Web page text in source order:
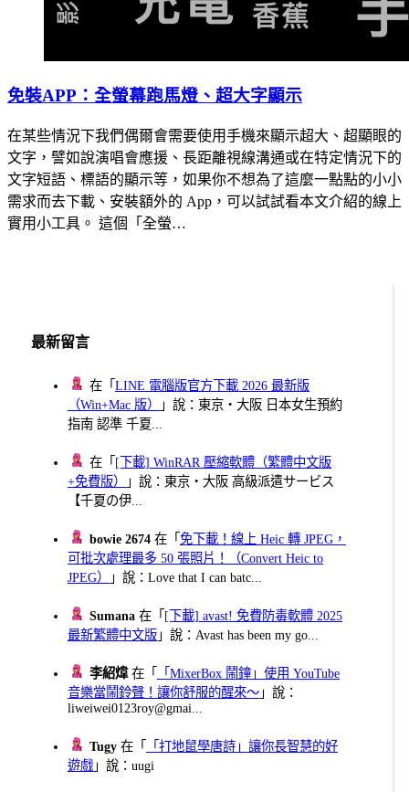
免裝APP：全螢幕跑馬燈、超大字顯示
在某些情況下我們偶爾會需要使用手機來顯示超大、超顯眼的
文字，譬如說演唱會應援、長距離視線溝通或在特定情況下的
文字短語、標語的顯示等，如果你不想為了這麼一點點的小小
需求而去下載、安裝額外的 App，可以試試看本文介紹的線上
實用小工具。 這個「全螢…
最新留言
在「LINE 電腦版官方下載 2026 最新版
（Win+Mac 版）
」說：東京・大阪 日本女生預約
指南 認準 千夏...
在「 [下載] WinRAR 壓縮軟體（繁體中文版
+免費版）
」說：東京・大阪 高級派遣サービス
【千夏の伊...
bowie 2674 在「免下載！線上 Heic 轉 JPEG，
可批次處理最多 50 張照片！（Convert Heic to
JPEG）
」說：Love that I can batc...
Sumana 在「 [下載] avast! 免費防毒軟體 2025
最新繁體中文版 」說：Avast has been my go...
李紹煒在「
「MixerBox 鬧鐘」使用 YouTube
音樂當鬧鈴聲！讓你舒服的醒來～ 」說：
liweiwei0123roy@gmai...
Tugy 在「
「打地鼠學唐詩」讓你長智慧的好
遊戲 」說：uugi